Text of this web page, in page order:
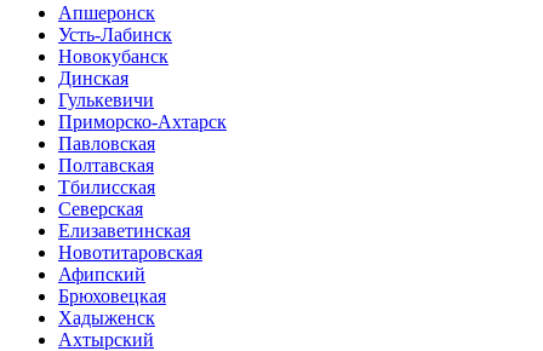
Апшеронск
Усть-Лабинск
Новокубанск
Динская
Гулькевичи
Приморско-Ахтарск
Павловская
Полтавская
Тбилисская
Северская
Елизаветинская
Новотитаровская
Афипский
Брюховецкая
Хадыженск
Ахтырский